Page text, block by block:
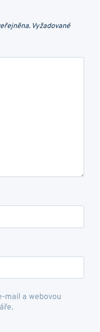
Vyžadované
mail a webovou